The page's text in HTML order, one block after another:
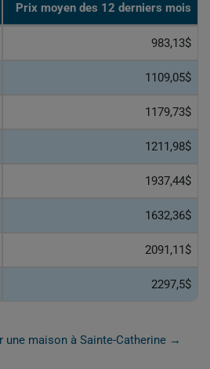
Prix moyen des 12 derniers mois
983,13$
1109,05$
1179,73$
1211,98$
1937,44$
1632,36$
2091,11$
2297,5$
maison à Sainte-Catherine →